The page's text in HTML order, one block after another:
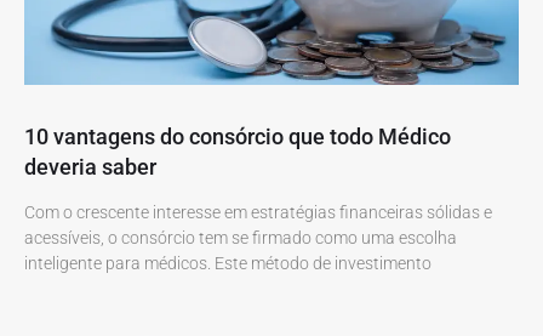
10 vantagens do consórcio que todo Médico
deveria saber
Com o crescente interesse em estratégias financeiras sólidas e
acessíveis, o consórcio tem se firmado como uma escolha
inteligente para médicos. Este método de investimento